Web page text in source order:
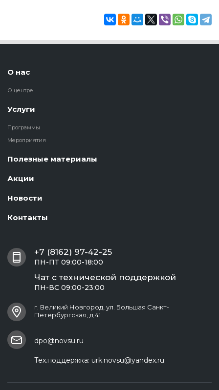
О нас
О центре
Услуги
Программы
Мероприятия
Полезные материалы
Акции
Новости
Контакты
+7 (8162) 97-42-25
ПН-ПТ 09:00-18:00
Чат с технической поддержкой
ПН-ВС 09:00-23:00
г. Великий Новгород, ул. Большая Санкт-
Петербургская, д.41
dpo@novsu.ru
Тех.поддержка: urk.novsu@yandex.ru